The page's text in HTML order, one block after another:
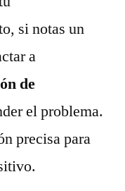
si notas un
a
de
el problema.
precisa para